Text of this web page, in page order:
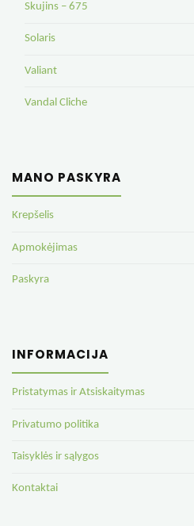
Skujins – 675
Solaris
Valiant
Vandal Cliche
MANO PASKYRA
Krepšelis
Apmokėjimas
Paskyra
INFORMACIJA
Pristatymas ir Atsiskaitymas
Privatumo politika
Taisyklės ir sąlygos
Kontaktai